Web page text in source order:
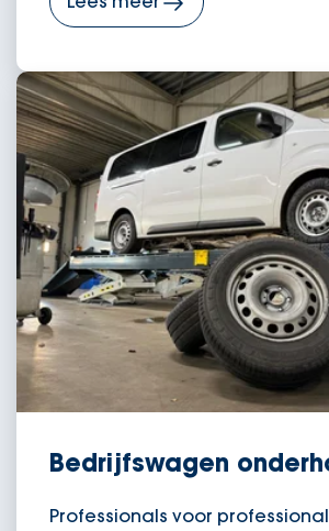
Bedrijfswagen
Professionals voor